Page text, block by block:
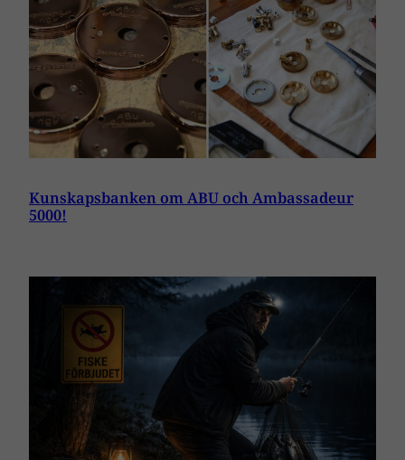
Kunskapsbanken om ABU och Ambassadeur
5000!